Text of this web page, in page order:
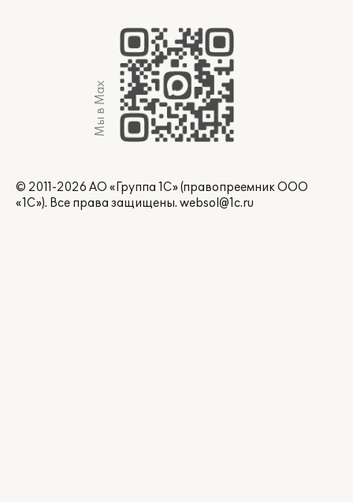
Мы в Max
© 2011-2026 АО «Группа 1С» (правопреемник ООО
«1С»). Все права защищены. websol@1c.ru